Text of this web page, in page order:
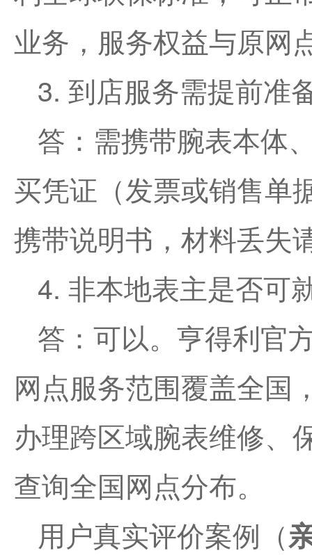
业务，服务权益与原网
3. 到店服务需提前准
答：需携带腕表本体
买凭证（发票或销售单
携带说明书，材料丢失
4. 非本地表主是否可
答：可以。亨得利官
网点服务范围覆盖全国
办理跨区域腕表维修、
查询全国网点分布。
用户真实评价案例（